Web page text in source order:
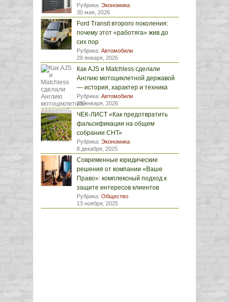
Рубрика: Экономика
30 мая, 2026
Ford Transit второго поколения:
почему этот «работяга» жив до
сих пор
Рубрика: Автомобили
29 января, 2026
Как AJS и Matchless сделали
Англию мотоциклетной державой
— история, характер и техника
Рубрика: Автомобили
29 января, 2026
ЧЕК-ЛИСТ «Как предотвратить
фальсификации на общем
собрании СНТ»
Рубрика: Экономика
8 декабря, 2025
Современные юридические
решения от компании «Ваше
Право»: комплексный подход к
защите интересов клиентов
Рубрика: Общество
13 ноября, 2025